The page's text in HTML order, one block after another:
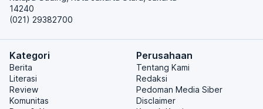
14240
(021) 29382700
Kategori
Berita
Literasi
Review
Komunitas
Perusahaan
Tentang Kami
Redaksi
Pedoman Media Siber
Disclaimer